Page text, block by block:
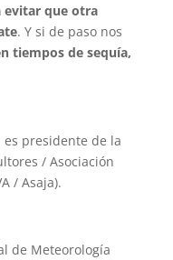
evitar que otra
. Y si de paso nos
tiempos de sequía,
es presidente de la
/ Asociación
/ Asaja).
de Meteorología